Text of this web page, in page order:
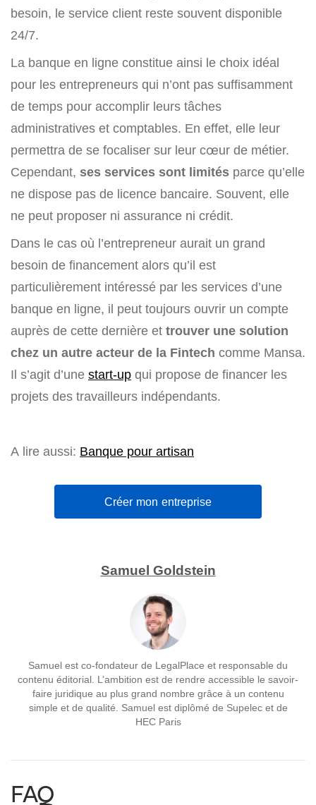
besoin, le service client reste souvent disponible
24/7.
La banque en ligne constitue ainsi le choix idéal
pour les entrepreneurs qui n’ont pas suffisamment
de temps pour accomplir leurs tâches
administratives et comptables. En effet, elle leur
permettra de se focaliser sur leur cœur de métier.
Cependant, ses services sont limités parce qu’elle
ne dispose pas de licence bancaire. Souvent, elle
ne peut proposer ni assurance ni crédit.
Dans le cas où l’entrepreneur aurait un grand
besoin de financement alors qu’il est
particulièrement intéressé par les services d’une
banque en ligne, il peut toujours ouvrir un compte
auprès de cette dernière et trouver une solution
chez un autre acteur de la Fintech comme Mansa.
Il s’agit d’une start-up qui propose de financer les
projets des travailleurs indépendants.
A lire aussi: Banque pour artisan
Créer mon entreprise
Samuel Goldstein
Samuel est co-fondateur de LegalPlace et responsable du
contenu éditorial. L’ambition est de rendre accessible le savoir-
faire juridique au plus grand nombre grâce à un contenu
simple et de qualité. Samuel est diplômé de Supelec et de
HEC Paris
FAQ